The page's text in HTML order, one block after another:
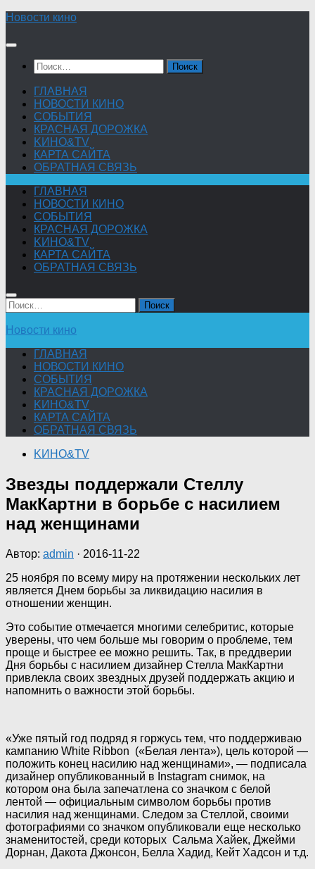
Skip
content
Новости кино
Найти:
ГЛАВНАЯ
НОВОСТИ КИНО
СОБЫТИЯ
КРАСНАЯ ДОРОЖКА
KИНО&TV
КАРТА САЙТА
ОБРАТНАЯ СВЯЗЬ
ГЛАВНАЯ
НОВОСТИ КИНО
СОБЫТИЯ
КРАСНАЯ ДОРОЖКА
KИНО&TV
КАРТА САЙТА
ОБРАТНАЯ СВЯЗЬ
Найти:
Новости кино
ГЛАВНАЯ
НОВОСТИ КИНО
СОБЫТИЯ
КРАСНАЯ ДОРОЖКА
KИНО&TV
КАРТА САЙТА
ОБРАТНАЯ СВЯЗЬ
KИНО&TV
Звезды поддержали Стеллу
МакКартни в борьбе с насилием
над женщинами
Автор: admin · 2016-11-22
25 ноября по всему миру на протяжении нескольких лет
является Днем борьбы за ликвидацию насилия в
отношении женщин.
Это событие отмечается многими селебритис, которые
уверены, что чем больше мы говорим о проблеме, тем
проще и быстрее ее можно решить. Так, в преддверии
Дня борьбы с насилием дизайнер Стелла МакКартни
привлекла своих звездных друзей поддержать акцию и
напомнить о важности этой борьбы.
«Уже пятый год подряд я горжусь тем, что поддерживаю
кампанию White Ribbon («Белая лента»), цель которой —
положить конец насилию над женщинами», — подписала
дизайнер опубликованный в Instagram снимок, на
котором она была запечатлена со значком с белой
лентой — официальным символом борьбы против
насилия над женщинами. Следом за Стеллой, своими
фотографиями со значком опубликовали еще несколько
знаменитостей, среди которых Сальма Хайек, Джейми
Дорнан, Дакота Джонсон, Белла Хадид, Кейт Хадсон и т.д.